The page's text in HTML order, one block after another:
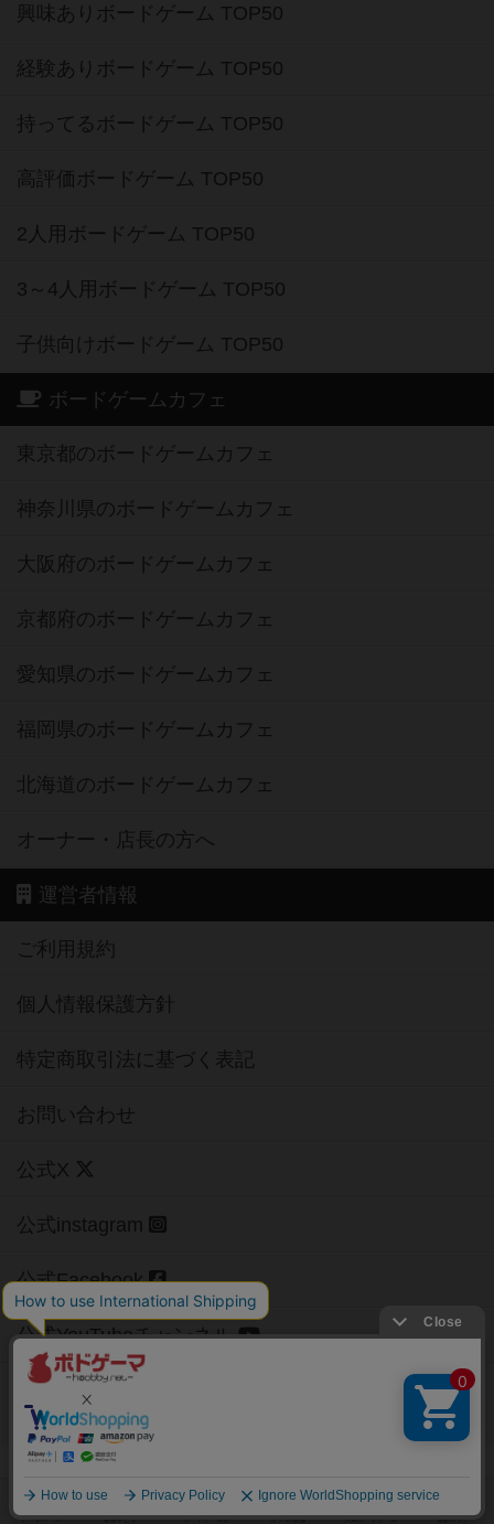
興味ありボードゲーム TOP50
経験ありボードゲーム TOP50
持ってるボードゲーム TOP50
高評価ボードゲーム TOP50
2人用ボードゲーム TOP50
3～4人用ボードゲーム TOP50
子供向けボードゲーム TOP50
ボードゲームカフェ
東京都のボードゲームカフェ
神奈川県のボードゲームカフェ
大阪府のボードゲームカフェ
京都府のボードゲームカフェ
愛知県のボードゲームカフェ
福岡県のボードゲームカフェ
北海道のボードゲームカフェ
オーナー・店長の方へ
運営者情報
ご利用規約
個人情報保護方針
特定商取引法に基づく表記
お問い合わせ
公式X
公式instagram
公式Facebook
公式YouTubeチャンネル